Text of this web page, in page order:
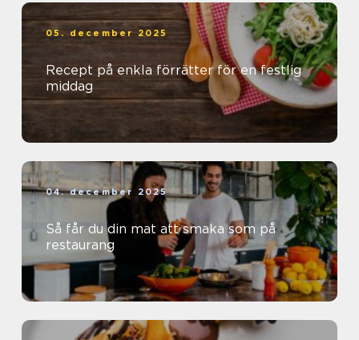
05. december 2025
Recept på enkla förrätter för en festlig
middag
04. december 2025
Så får du din mat att smaka som på
restaurang